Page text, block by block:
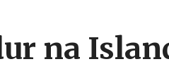
na